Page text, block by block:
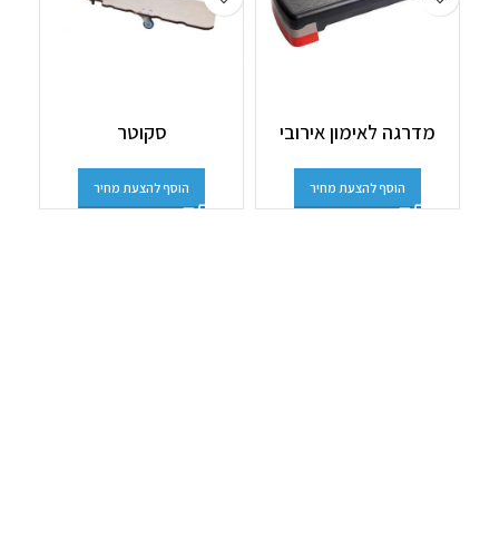
מדרגה לאימון אירובי
הוסף להצעת מחיר
סקוטר
הוסף להצעת מחיר